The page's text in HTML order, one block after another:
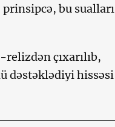
bu sualları
çıxarılıb,
dəstəklədiyi hissəsi